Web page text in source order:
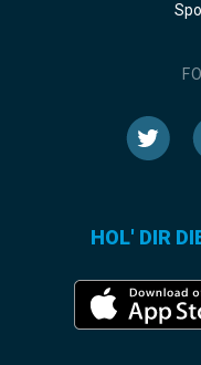
HOL' DIR